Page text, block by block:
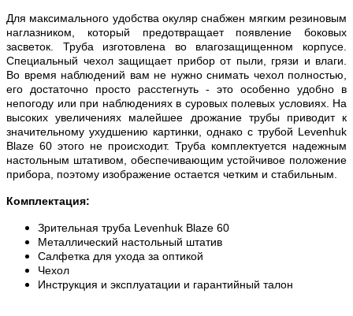
Для максимального удобства окуляр снабжен мягким резиновым
наглазником, который предотвращает появление боковых
засветок. Труба изготовлена во влагозащищенном корпусе.
Специальный чехол защищает прибор от пыли, грязи и влаги.
Во время наблюдений вам не нужно снимать чехол полностью,
его достаточно просто расстегнуть - это особенно удобно в
непогоду или при наблюдениях в суровых полевых условиях. На
высоких увеличениях малейшее дрожание трубы приводит к
значительному ухудшению картинки, однако с трубой Levenhuk
Blaze 60 этого не происходит. Труба комплектуется надежным
настольным штативом, обеспечивающим устойчивое положение
прибора, поэтому изображение остается четким и стабильным.
Комплектация:
Зрительная труба Levenhuk Blaze 60
Металлический настольный штатив
Салфетка для ухода за оптикой
Чехол
Инструкция и эксплуатации и гарантийный талон